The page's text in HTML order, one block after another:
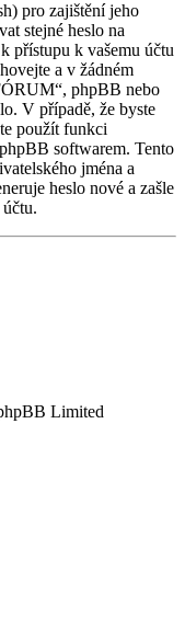
pro zajištění jeho
stejné heslo na
přístupu k vašemu účtu
a v žádném
phpBB nebo
V případě, že byste
použít funkci
softwarem. Tento
jména a
heslo nové a zašle
Limited